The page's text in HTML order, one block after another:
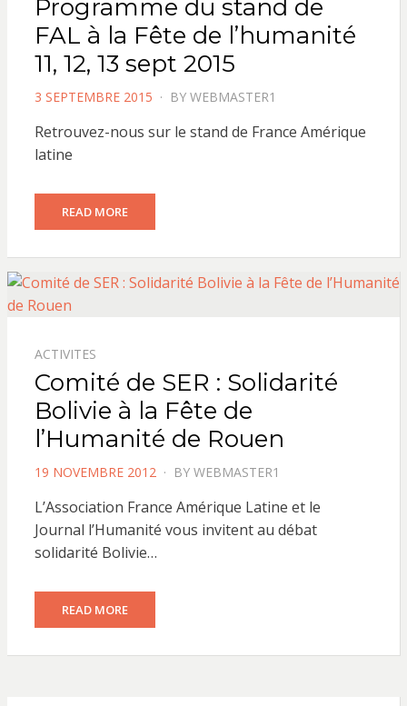
Programme du stand de
FAL à la Fête de l’humanité
11, 12, 13 sept 2015
POSTED
3 SEPTEMBRE 2015 BY WEBMASTER1
Retrouvez-nous sur le stand de France Amérique
latine
READ MORE
ACTIVITES
Comité de SER : Solidarité
Bolivie à la Fête de
l’Humanité de Rouen
POSTED
19 NOVEMBRE 2012 BY WEBMASTER1
L’Association France Amérique Latine et le
Journal l’Humanité vous invitent au débat
solidarité Bolivie…
READ MORE